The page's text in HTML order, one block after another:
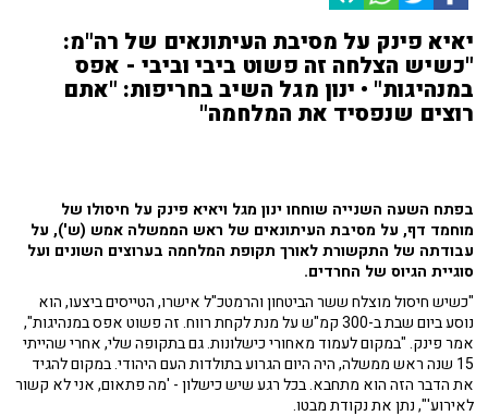
יאיא פינק על מסיבת העיתונאים של רה"מ:
"כשיש הצלחה זה פשוט ביבי וביבי - אפס
במנהיגות" • ינון מגל השיב בחריפות: "אתם
רוצים שנפסיד את המלחמה"
בפתח השעה השנייה שוחחו ינון מגל ויאיא פינק על חיסולו של
מוחמד דף, על מסיבת העיתונאים של ראש הממשלה אמש (ש'), על
עבודתה של התקשורת לאורך תקופת המלחמה בערוצים השונים ועל
סוגיית הגיוס של החרדים.
"כשיש חיסול מוצלח ששר הביטחון והרמטכ"ל אישרו, הטייסים ביצעו, הוא
נוסע ביום שבת ב-300 קמ"ש על מנת לקחת רווח. זה פשוט אפס במנהיגות",
אמר פינק. "במקום לעמוד מאחורי כישלונות. גם בתקופה שלי, אחרי שהייתי
15 שנה ראש ממשלה, היה היום הגרוע בתולדות העם היהודי. במקום להגיד
את הדבר הזה הוא מתחבא. בכל רגע שיש כישלון - 'מה פתאום, אני לא קשור
לאירוע'", נתן את נקודת מבטו.